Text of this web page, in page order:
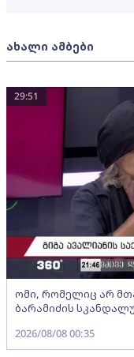
ახალი ამბები
ომი, რომელიც არ
ბარამიძის
29:51
2026/08/08 00:35